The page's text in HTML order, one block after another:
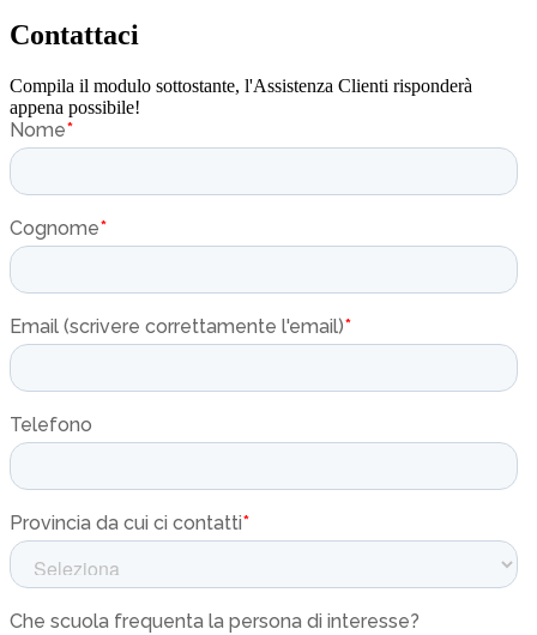
Contattaci
Compila il modulo sottostante, l'Assistenza Clienti risponderà
appena possibile!